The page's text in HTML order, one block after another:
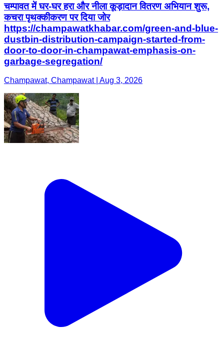
चम्पावत में घर-घर हरा और नीला कूड़ादान वितरण अभियान शुरू,
कचरा पृथक्कीकरण पर दिया जोर
https://champawatkhabar.com/green-and-blue-
dustbin-distribution-campaign-started-from-
door-to-door-in-champawat-emphasis-on-
garbage-segregation/
Champawat, Champawat | Aug 3, 2026